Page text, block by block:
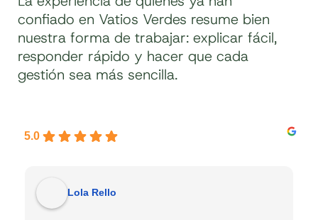
confiado en Vatios Verdes resume bien
nuestra forma de trabajar: explicar fácil,
responder rápido y hacer que cada
gestión sea más sencilla.
5.0
Lola Rello